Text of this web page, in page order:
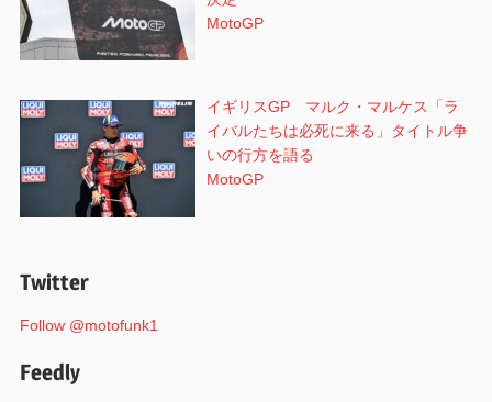
MotoGP
イギリスGP マルク・マルケス「ラ
イバルたちは必死に来る」タイトル争
いの行方を語る
MotoGP
Twitter
Follow @motofunk1
Feedly